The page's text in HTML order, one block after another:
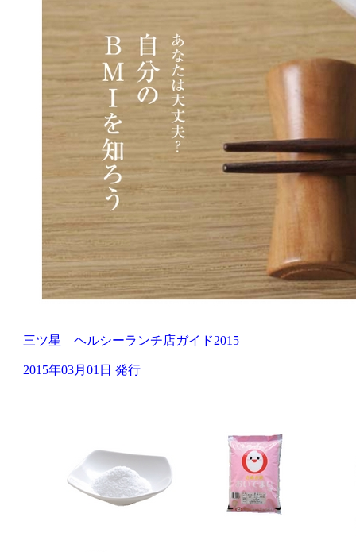
三ツ星 ヘルシーランチ店ガイド2015
2015年03月01日 発行